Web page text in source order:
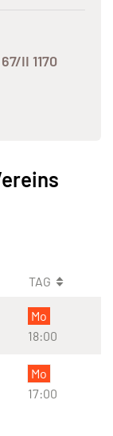
II 1170
TAG
Mo
18:00
Mo
17:00